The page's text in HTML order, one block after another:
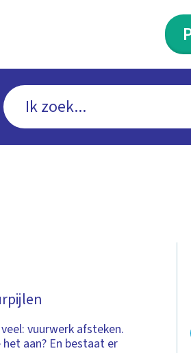
vuurwerk afsteken.
aan? En bestaat er